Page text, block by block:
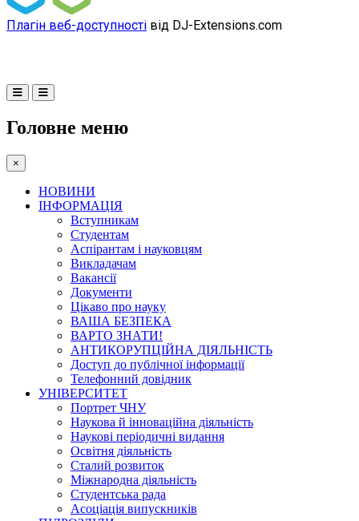
Плагін веб-доступності від DJ-Extensions.com
Головне меню
×
НОВИНИ
ІНФОРМАЦІЯ
Вступникам
Студентам
Аспірантам і науковцям
Викладачам
Вакансії
Документи
Цікаво про науку
ВАША БЕЗПЕКА
ВАРТО ЗНАТИ!
АНТИКОРУПЦІЙНА ДІЯЛЬНІСТЬ
Доступ до публічної інформації
Телефонний довідник
УНІВЕРСИТЕТ
Портрет ЧНУ
Наукова й інноваційна діяльність
Наукові періодичні видання
Освітня діяльність
Сталий розвиток
Міжнародна діяльність
Студентська рада
Асоціація випускників